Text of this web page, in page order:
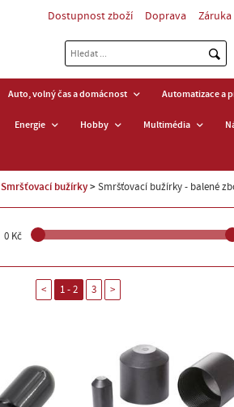
Dostupnost zboží Doprava
Auto, volný čas a domácnost Automatizace a
Energie Hobby Multimédia
Smršťovací bužírky Smršťovací bužírky - balené
0 Kč
< 1 - 2 3 >